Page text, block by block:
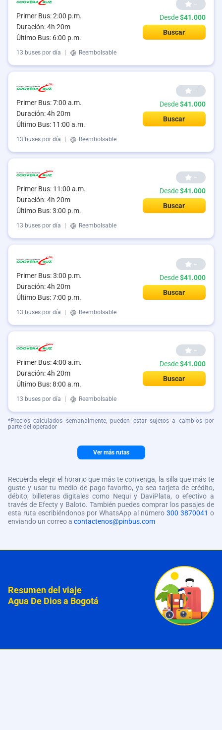
Primer Bus: 2:00 p.m.
Duración: 4h 20m
Último Bus: 6:00 p.m.
--
Desde$41.000
Buscar
13 buses por día Reembolsable
Primer Bus: 7:00 a.m.
Duración: 4h 20m
Último Bus: 11:00 a.m.
--
Desde$41.000
Buscar
13 buses por día | Reembolsable
Primer Bus: 11:00 a.m.
Duración: 4h 20m
Último Bus: 3:00 p.m.
--
Desde$41.000
Buscar
13 buses por día Reembolsable
Primer Bus: 3:00 p.m.
Duración: 4h 20m
Último Bus: 7:00 p.m.
--
Desde$41.000
Buscar
13 buses por día Reembolsable
Primer Bus: 4:00 a.m.
Duración: 4h 20m
Último Bus: 8:00 a.m.
--
Desde$41.000
Buscar
13 buses por día Reembolsable
*Precios calculados semanalmente, pueden estar sujetos a cambios por
parte del operador
Ver más rutas
Recuerda elegir el horario que más te convenga, la silla que más te
guste y usar tu medio de pago favorito, ya sea tarjeta de crédito,
débito, billeteras digitales como Nequi y DaviPlata, o efectivo a
través de Efecty y Baloto. También puedes comprar los pasajes de
esta ruta escribiéndonos por WhatsApp al número 300 3870041 o
enviando un correo a contactenos@pinbus.com
Resumen del viaje
Agua De Dios a Bogotá